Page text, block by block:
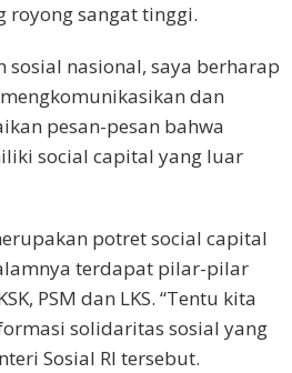
sangat tinggi.
sosial nasional, saya berharap
dan
pesan-pesan bahwa
social capital yang luar
potret social capital
terdapat pilar-pilar
PSM dan LKS. “Tentu kita
solidaritas sosial yang
Sosial RI tersebut.